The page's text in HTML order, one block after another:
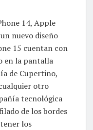
14, Apple
nuevo diseño
15 cuentan con
en la pantalla
de Cupertino,
otro
tecnológica
de los bordes
los